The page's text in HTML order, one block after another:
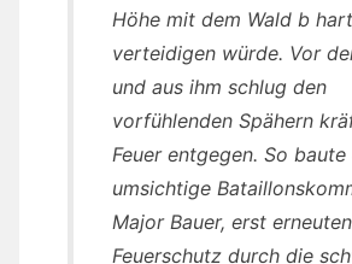
Höhe mit dem Wald b
verteidigen würde. Vor
und aus ihm schlug den
vorfühlenden Spähern
Feuer entgegen. So baute
umsichtige
Major Bauer, erst erneuten
Feuerschutz durch die